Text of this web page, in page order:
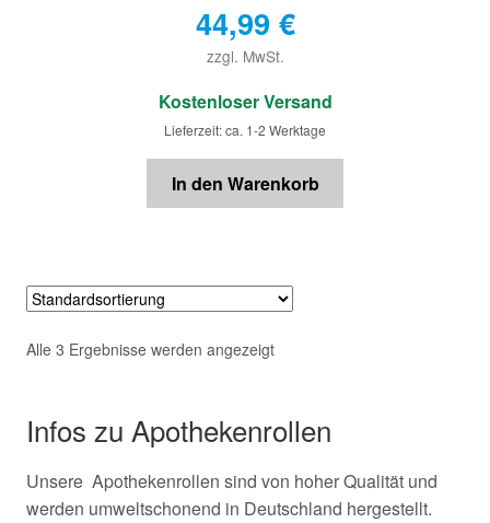
44,99 €
zzgl. MwSt.
€
Kostenloser Versand
Lieferzeit: ca. 1-2 Werktage
In den Warenkorb
Alle 3 Ergebnisse werden angezeigt
Infos zu Apothekenrollen
Unsere Apothekenrollen sind von hoher Qualität und
werden umweltschonend in Deutschland hergestellt.